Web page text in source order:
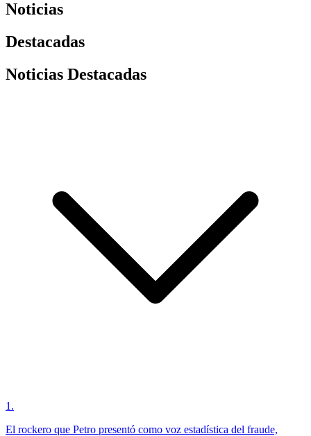
Noticias
Destacadas
Noticias Destacadas
1 .
El rockero que Petro presentó como voz estadística del fraude,